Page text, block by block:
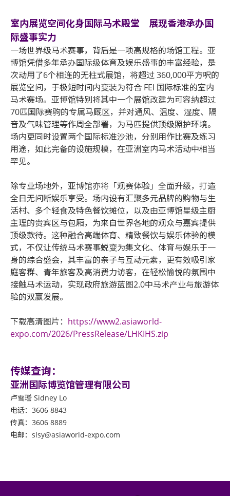
室内展览空间化身国际马术殿堂 展现香港承办国
际盛事实力
一场世界级马术赛事，背后是一项高规格的场馆工程。亚
博馆凭借多年承办国际级体育及娱乐盛事的丰富经验，是
次动用了6个相连的无柱式展馆，将超过 360,000平方呎的
展览空间，于极短时间内变装为符合 FEI 国际标准的室内
马术赛场。亚博馆特别将其中一个展馆改建为可容纳超过
70匹国际赛驹的专属马厩区，并对通风、温度、湿度、隔
音及气味管理等作周全部署，为马匹提供顶级照护环境。
场内更同时设置两个国际标准沙池，分别用作比赛及练习
用途，如此完备的设施规模，在亚洲室内马术活动中相当
罕见。
除专业场地外，亚博馆亦将「观赛体验」全面升级，打造
全日无间断娱乐享受。场内设有汇聚多元品牌的购物与生
活村、多个轻食及特色餐饮摊位，以及由亚博馆星级主厨
主理的贵宾区与包厢，为来自世界各地的观众与嘉宾提供
顶级款待。这种融合高端体育、精致餐饮与娱乐体验的模
式，不仅让传统马术赛事蜕变为集文化、体育与娱乐于一
身的综合盛会，其丰富的亲子与互动元素，更有效吸引家
庭客群、青年旅客及高消费力访客，在轻松愉悦的氛围中
接触马术运动，实现政府旅游蓝图2.0中马术产业与旅游体
验的双赢发展。
下载高清图片： https://www2.asiaworld-
expo.com/2026/PressRelease/LHKIHS.zip
传媒查询：
亚洲国际博览馆管理有限公司
卢雪㼆 Sidney Lo
电话：3606 8843
传真：3606 8889
电邮：slsy@asiaworld-expo.com